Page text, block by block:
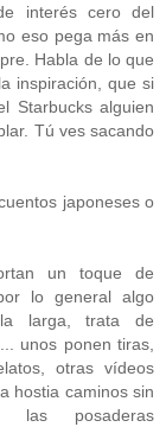
interés cero del
eso pega más en
Habla de lo que
inspiración, que si
Starbucks alguien
Tú ves sacando
japoneses o
un toque de
lo general algo
larga, trata de
unos ponen tiras,
otras vídeos
hostia caminos sin
las posaderas